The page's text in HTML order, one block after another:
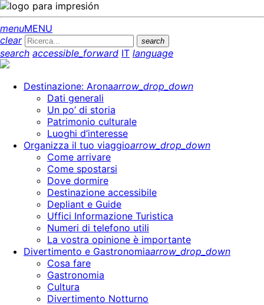
menuMENU
clear
search
search accessible_forward IT language
Destinazione: Aronaarrow_drop_down
Dati generali
Un po’ di storia
Patrimonio culturale
Luoghi d’interesse
Organizza il tuo viaggioarrow_drop_down
Come arrivare
Come spostarsi
Dove dormire
Destinazione accessibile
Depliant e Guide
Uffici Informazione Turistica
Numeri di telefono utili
La vostra opinione è importante
Divertimento e Gastronomiaarrow_drop_down
Cosa fare
Gastronomia
Cultura
Divertimento Notturno